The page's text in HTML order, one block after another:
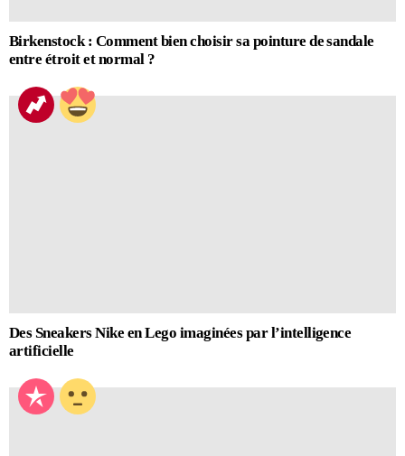
Birkenstock : Comment bien choisir sa pointure de sandale
entre étroit et normal ?
Des Sneakers Nike en Lego imaginées par l’intelligence
artificielle